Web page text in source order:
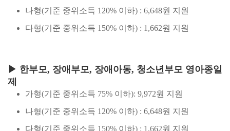
나형(기준 중위소득 120% 이하) : 6,648원 지원
다형(기준 중위소득 150% 이하) : 1,662원 지원
▶ 한부모, 장애부모, 장애아동, 청소년부모 영아종일
제
가형(기준 중위소득 75% 이하): 9,972원 지원
나형(기준 중위소득 120% 이하) : 6,648원 지원
다형(기준 중위소득 150% 이하) : 1,662원 지원